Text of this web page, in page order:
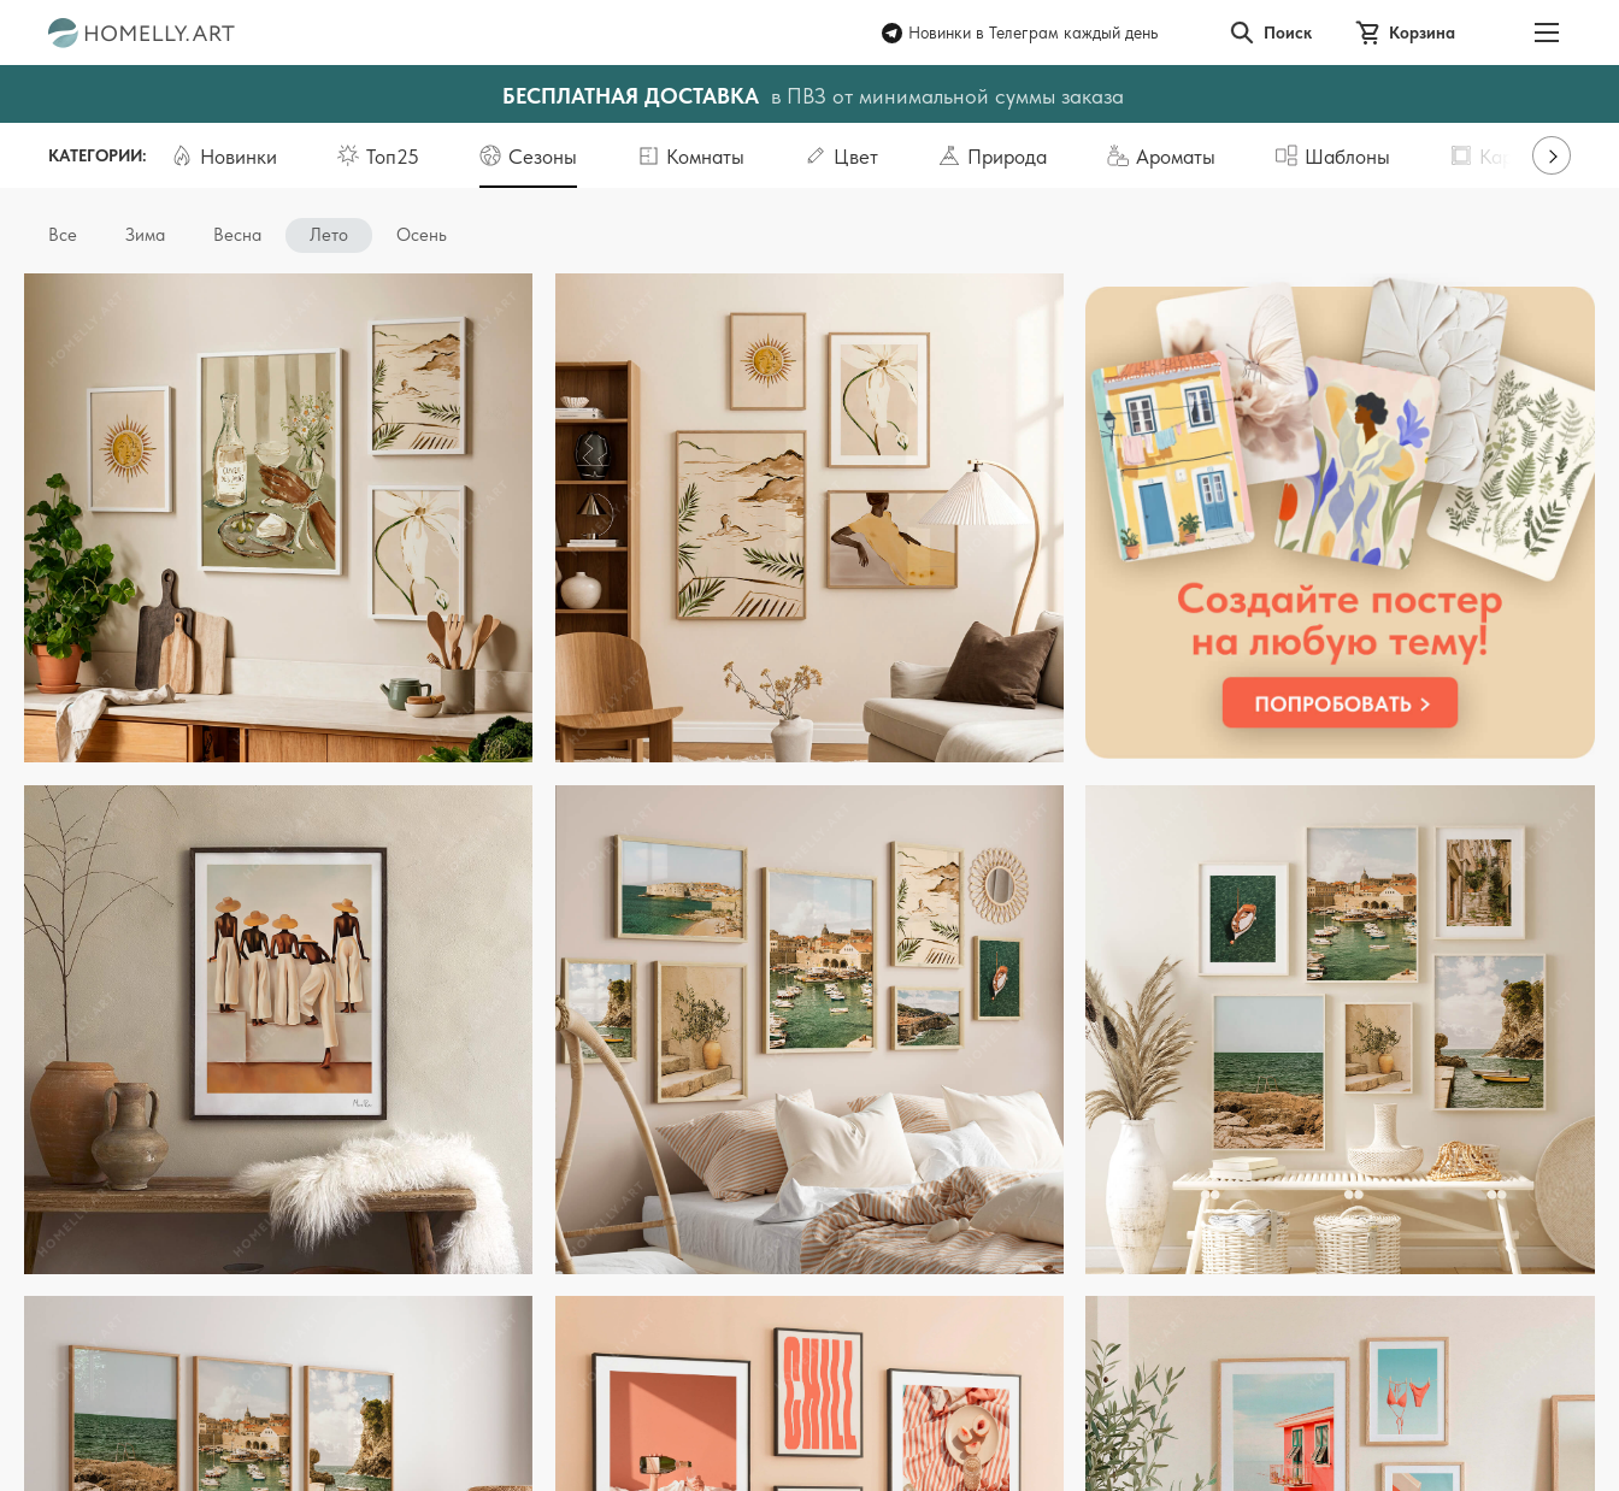
Новинки в Телеграм каждый день Поиск Корзина
БЕСПЛАТНАЯ ДОСТАВКА в ПВЗ от минимальной суммы заказа
КАТЕГОРИИ: Новинки Топ25 Сезоны Комнаты Цвет Природа Ароматы Шаблоны Картины
Все Зима Весна Лето Осень